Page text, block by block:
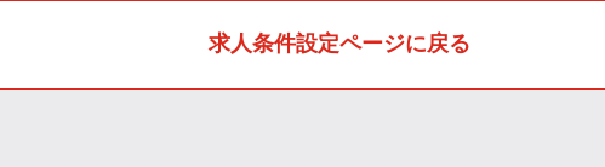
求人条件設定ページに戻る